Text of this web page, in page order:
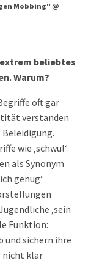
Mobbing" @
beliebtes
Warum?
oft gar
verstanden
Beleidigung.
wie ‚schwul‘
als Synonym
genug‘
‚sein
Funktion:
und sichern ihre
nicht klar